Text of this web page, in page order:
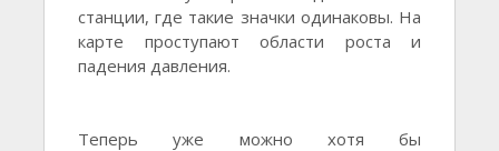
станции, где такие значки одинаковы. На
карте проступают области роста и
падения давления.
Теперь уже можно хотя бы